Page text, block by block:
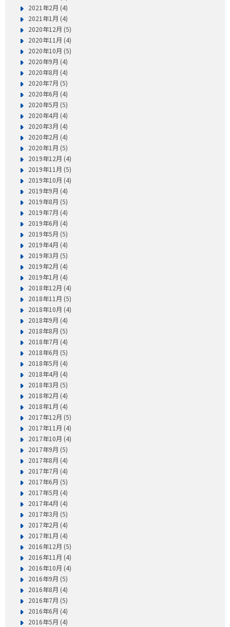
2021年2月 (4)
2021年1月 (4)
2020年12月 (5)
2020年11月 (4)
2020年10月 (5)
2020年9月 (4)
2020年8月 (4)
2020年7月 (5)
2020年6月 (4)
2020年5月 (5)
2020年4月 (4)
2020年3月 (4)
2020年2月 (4)
2020年1月 (5)
2019年12月 (4)
2019年11月 (5)
2019年10月 (4)
2019年9月 (4)
2019年8月 (5)
2019年7月 (4)
2019年6月 (4)
2019年5月 (5)
2019年4月 (4)
2019年3月 (5)
2019年2月 (4)
2019年1月 (4)
2018年12月 (4)
2018年11月 (5)
2018年10月 (4)
2018年9月 (4)
2018年8月 (5)
2018年7月 (4)
2018年6月 (5)
2018年5月 (4)
2018年4月 (4)
2018年3月 (5)
2018年2月 (4)
2018年1月 (4)
2017年12月 (5)
2017年11月 (4)
2017年10月 (4)
2017年9月 (5)
2017年8月 (4)
2017年7月 (4)
2017年6月 (5)
2017年5月 (4)
2017年4月 (4)
2017年3月 (5)
2017年2月 (4)
2017年1月 (4)
2016年12月 (5)
2016年11月 (4)
2016年10月 (4)
2016年9月 (5)
2016年8月 (4)
2016年7月 (5)
2016年6月 (4)
2016年5月 (4)